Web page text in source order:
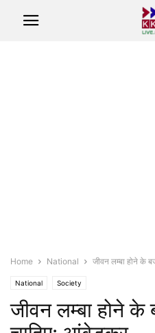
Home National जीवन लम्बा होने के
National Society
जीवन लम्बा होने के